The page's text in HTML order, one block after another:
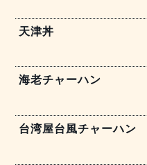
天津丼
海老チャーハン
台湾屋台風チャーハン